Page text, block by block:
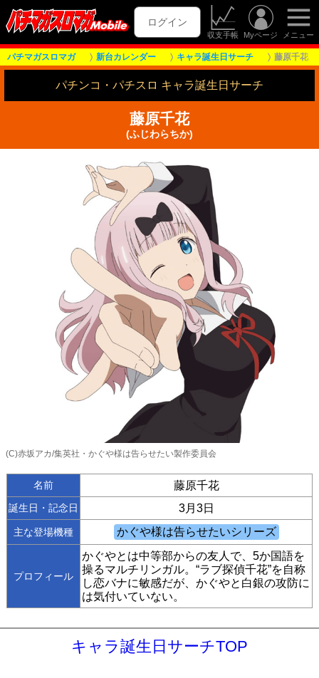
ログイン
収支手帳 Myページ メニュー
パチマガスロマガ 新台カレンダー キャラ誕生日サーチ 藤原千花
パチンコ・パチスロ キャラ誕生日サーチ
藤原千花
(ふじわらちか)
(C)赤坂アカ/集英社・かぐや様は告らせたい製作委員会
名前 藤原千花
誕生日・記念日 3月3日
主な登場機種
プロフィール
かぐやとは中等部からの友人で、5か国語を
操るマルチリンガル。“ラブ探偵千花”を自称
し恋バナに敏感だが、かぐやと白銀の攻防に
は気付いていない。
キャラ誕生日サーチTOP